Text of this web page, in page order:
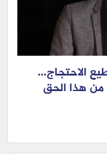
الاحتجاج…
هذا الحق